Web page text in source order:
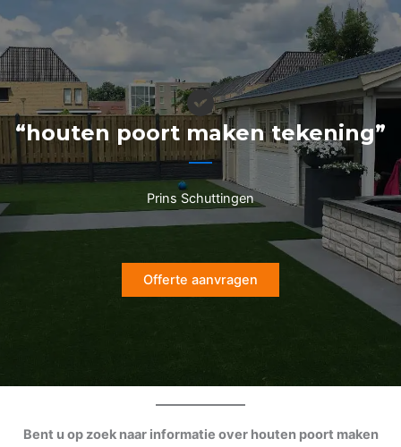
naar
de
inhoud
“houten poort maken tekening”
Prins Schuttingen
Offerte aanvragen
Bent u op zoek naar informatie over houten poort maken